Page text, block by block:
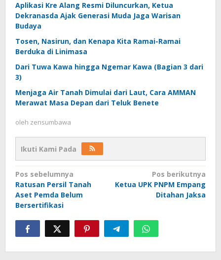
Aplikasi Kre Alang Resmi Diluncurkan, Ketua
Dekranasda Ajak Generasi Muda Jaga Warisan
Budaya
Tosen, Nasirun, dan Kenapa Kita Ramai-Ramai
Berduka di Linimasa
Dari Tuwa Kawa hingga Ngemar Kawa (Bagian 3 dari
3)
Menjaga Air Tanah Dimulai dari Laut, Cara AMMAN
Merawat Masa Depan dari Teluk Benete
oleh zensumbawa
Ikuti Kami Pada
Navigasi
pos
Pos sebelumnya
Ratusan Persil Tanah
Aset Pemda Belum
Bersertifikasi
Pos berikutnya
Ketua UPK PNPM Empang
Ditahan Jaksa